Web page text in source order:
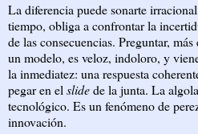
La diferencia puede sonarte
tiempo, obliga a confrontar la
de las consecuencias. Preguntar,
un modelo, es veloz, indoloro, y
la inmediatez: una respuesta
pegar en el slidede la junta. La
tecnológico. Es un fenómeno de
innovación.